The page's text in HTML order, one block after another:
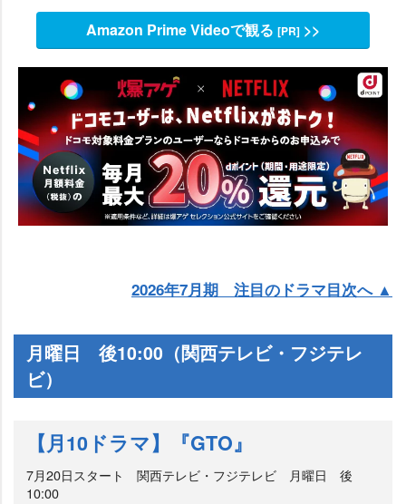
Amazon Prime Videoで観る [PR] >>
2026年7月期 注目のドラマ目次へ ▲
月曜日 後10:00（関西テレビ・フジテレ
ビ）
【月10ドラマ】『GTO』
7月20日スタート 関西テレビ・フジテレビ 月曜日 後
10:00